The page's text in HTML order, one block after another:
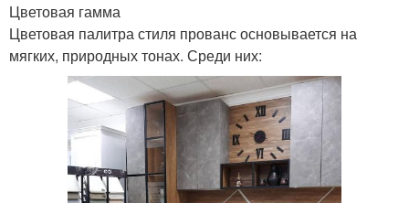
Цветовая гамма
Цветовая палитра стиля прованс основывается на
мягких, природных тонах. Среди них: